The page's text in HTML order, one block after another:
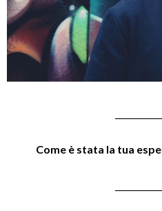
Come è stata la tua